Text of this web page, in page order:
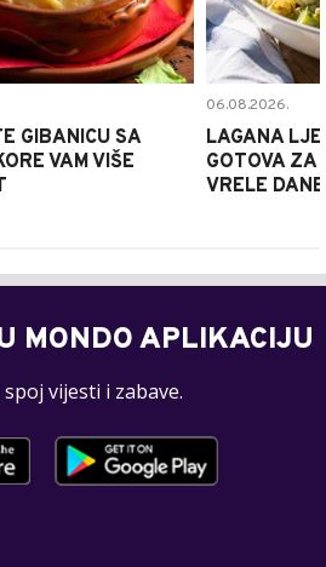
GIBANICU SA
VAM VIŠE
06.08.2026.
LAGANA
GOTOVA ZA
VRELE DANE
MONDO APLIKACIJU
vijesti i zabave.